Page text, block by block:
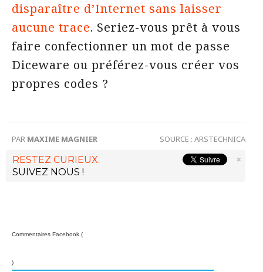
disparaître d’Internet sans laisser
aucune trace. Seriez-vous prêt à vous
faire confectionner un mot de passe
Diceware ou préférez-vous créer vos
propres codes ?
SOURCE : ARSTECHNICA
PAR MAXIME MAGNIER
×
RESTEZ CURIEUX.
SUIVEZ NOUS !
Commentaires Facebook (
)